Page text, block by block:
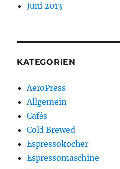
Juni 2013
KATEGORIEN
AeroPress
Allgemein
Cafés
Cold Brewed
Espressokocher
Espressomaschine